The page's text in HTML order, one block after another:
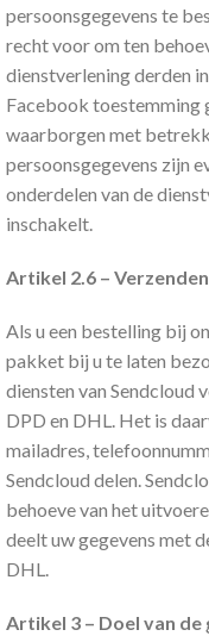
persoonsgegevens te
recht voor om ten
dienstverlening derden
Facebook toestemming
waarborgen met
persoonsgegevens zijn
onderdelen van de
inschakelt.
Artikel 2.6 –
Als u een bestelling bij
pakket bij u te laten
diensten van Sendcloud
DPD en DHL. Het is
mailadres,
Sendcloud delen.
behoeve van het
deelt uw gegevens met
DHL.
Artikel 3 – Doel van